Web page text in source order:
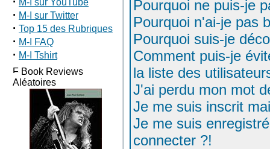
M-I sur YouTube
· M-I sur Twitter
· Top 15 des Rubriques
· M-I FAQ
· M-I Tshirt
Book Reviews
Aléatoires
Pourquoi ne puis-je
Pourquoi n'ai-je pas
Pourquoi suis-je
Comment puis-je
la liste des
J'ai perdu mon mot
Je me suis inscrit
Je me suis
connecter ?!